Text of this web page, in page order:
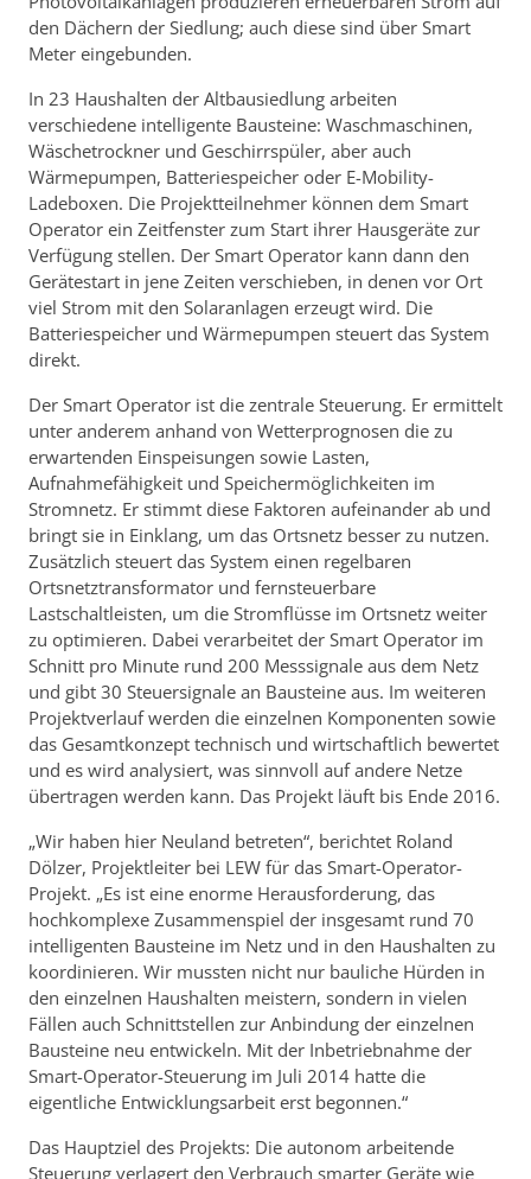
den Dächern der Siedlung; auch diese sind über Smart
Meter eingebunden.
In 23 Haushalten der Altbausiedlung arbeiten
verschiedene intelligente Bausteine: Waschmaschinen,
Wäschetrockner und Geschirrspüler, aber auch
Wärmepumpen, Batteriespeicher oder E-Mobility-
Ladeboxen. Die Projektteilnehmer können dem Smart
Operator ein Zeitfenster zum Start ihrer Hausgeräte zur
Verfügung stellen. Der Smart Operator kann dann den
Gerätestart in jene Zeiten verschieben, in denen vor Ort
viel Strom mit den Solaranlagen erzeugt wird. Die
Batteriespeicher und Wärmepumpen steuert das System
direkt.
Der Smart Operator ist die zentrale Steuerung. Er ermittelt
unter anderem anhand von Wetterprognosen die zu
erwartenden Einspeisungen sowie Lasten,
Aufnahmefähigkeit und Speichermöglichkeiten im
Stromnetz. Er stimmt diese Faktoren aufeinander ab und
bringt sie in Einklang, um das Ortsnetz besser zu nutzen.
Zusätzlich steuert das System einen regelbaren
Ortsnetztransformator und fernsteuerbare
Lastschaltleisten, um die Stromflüsse im Ortsnetz weiter
zu optimieren. Dabei verarbeitet der Smart Operator im
Schnitt pro Minute rund 200 Messsignale aus dem Netz
und gibt 30 Steuersignale an Bausteine aus. Im weiteren
Projektverlauf werden die einzelnen Komponenten sowie
das Gesamtkonzept technisch und wirtschaftlich bewertet
und es wird analysiert, was sinnvoll auf andere Netze
übertragen werden kann. Das Projekt läuft bis Ende 2016.
„Wir haben hier Neuland betreten“, berichtet Roland
Dölzer, Projektleiter bei LEW für das Smart-Operator-
Projekt. „Es ist eine enorme Herausforderung, das
hochkomplexe Zusammenspiel der insgesamt rund 70
intelligenten Bausteine im Netz und in den Haushalten zu
koordinieren. Wir mussten nicht nur bauliche Hürden in
den einzelnen Haushalten meistern, sondern in vielen
Fällen auch Schnittstellen zur Anbindung der einzelnen
Bausteine neu entwickeln. Mit der Inbetriebnahme der
Smart-Operator-Steuerung im Juli 2014 hatte die
eigentliche Entwicklungsarbeit erst begonnen.“
Das Hauptziel des Projekts: Die autonom arbeitende
Steuerung verlagert den Verbrauch smarter Geräte wie